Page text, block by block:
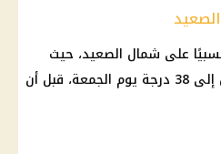
على شمال الصعيد، حيث
ترتفع العظمى تدريجيًا لتصل إلى 38 درجة يوم الجمعة، قبل أن